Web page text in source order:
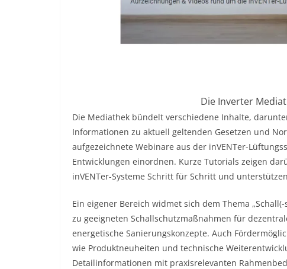
Die Inverter
Die Mediathek bündelt verschiedene Inhalte,
Informationen zu aktuell geltenden Gesetzen und
aufgezeichnete Webinare aus der inVENTer-
Entwicklungen einordnen. Kurze Tutorials zeigen
inVENTer-Systeme Schritt für Schritt und
Ein eigener Bereich widmet sich dem Thema
zu geeigneten Schallschutzmaßnahmen für
energetische Sanierungskonzepte. Auch
wie Produktneuheiten und technische
Detailinformationen mit praxisrelevanten